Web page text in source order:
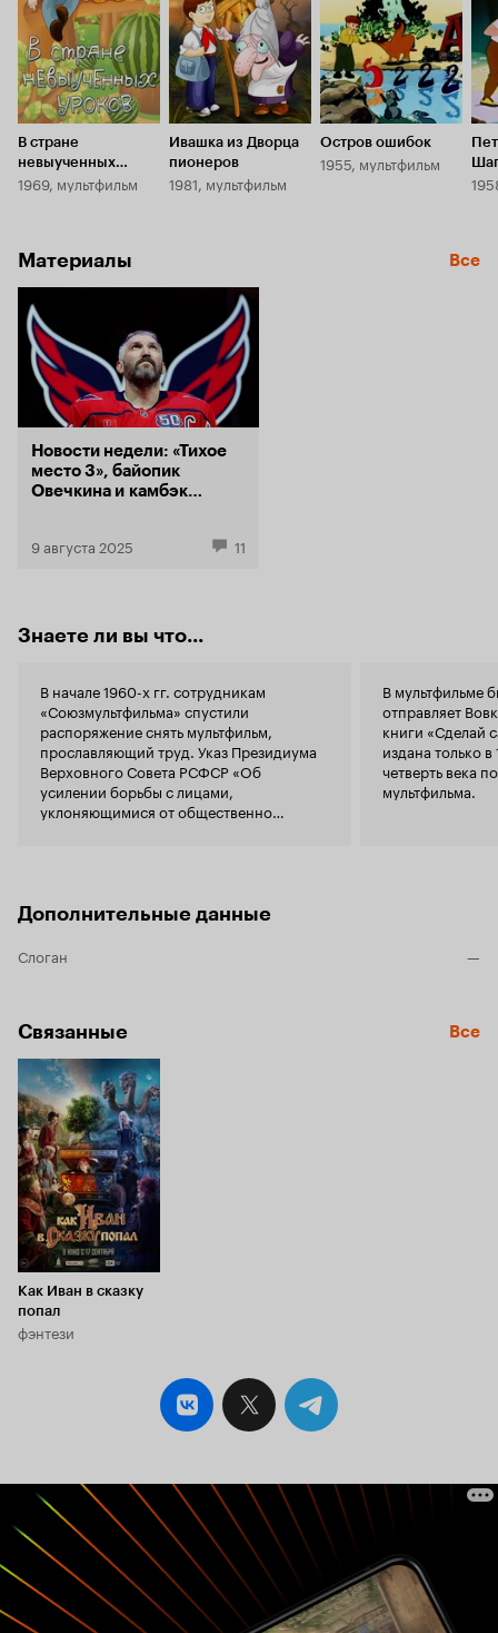
еще я в
столько
персонаже
в какую-
Двое из
смысле
думаем,
это еще
В стране
невыученных
уроков
1969, мультфильм
Ивашка из Дворца
пионеров
1981, мультфильм
Остров ошибок
1955, мультфильм
Материалы Все
Новости недели: «Тихое
место 3», байопик
Овечкина и камбэк
9 августа 2025 11
Знаете ли вы что...
В начале 1960-х гг. сотрудникам
«Союзмультфильма» спустили
распоряжение снять мультфильм,
прославляющий труд. Указ Президиума
Верховного Совета РСФСР «Об
усилении борьбы с лицами,
уклоняющимися от общественно
соответствующая работа с детьми.
Сценарий мультфильма поручили
написать драматургу и режиссёру
приключениях Вани» о лентяе, который
мог, только выполнив все задания.
Коростылев решил, что сюжет подойдёт,
и – как он сам говорил – «левой ногой»
написал на его основе сценарий.
Мальчика он переименовал в Вовку, и
срисовал его со своей 10-летней дочки
Марины.
В мультфильме
отправляет
книги «Сделай
издана только
четверть века
мультфильма.
Дополнительные данные
Слоган —
Связанные Все
Как Иван в сказку
попал
фэнтези